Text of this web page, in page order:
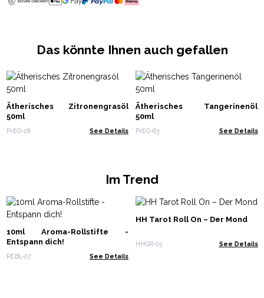
Das könnte Ihnen auch gefallen
Ätherisches Zitronengrasöl
50ml
PrEO-28 See Details
Ätherisches Tangerinenöl
50ml
PrEO-63 See Details
Im Trend
10ml Aroma-Rollstifte -
Entspann dich!
REBL-07 See Details
HH Tarot Roll On – Der Mond
HHGR-03 See Details